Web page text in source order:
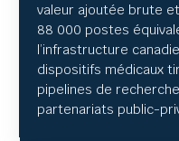
valeur ajoutée brute
88 000 postes
l’infrastructure
dispositifs médicaux
pipelines de
partenariats public-